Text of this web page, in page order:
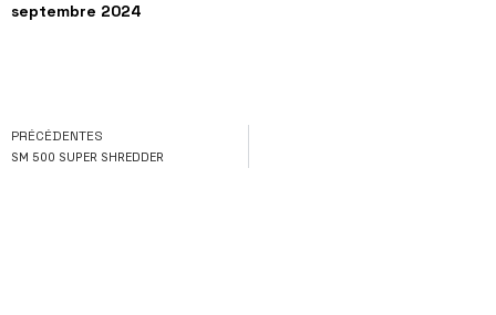
septembre 2024
PRÉCÉDENTES
SM 500 SUPER SHREDDER